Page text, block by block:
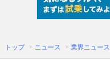
トップ ニュース 業界ニュース